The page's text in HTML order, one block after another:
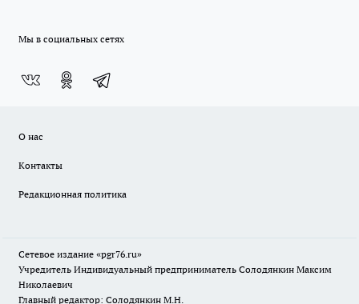
Мы в социальных сетях
О нас
Контакты
Редакционная политика
Сетевое издание «pgr76.ru»
Учредитель Индивидуальный предприниматель Солодянкин Максим
Николаевич
Главный редактор: Солодянкин М.Н.